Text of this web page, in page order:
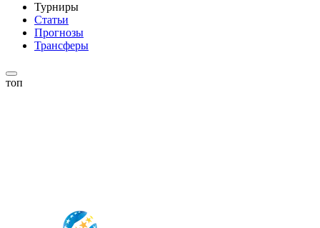
Турниры
Статьи
Прогнозы
Трансферы
топ